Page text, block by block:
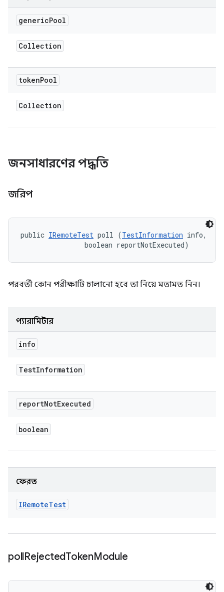
genericPool
Collection
tokenPool
Collection
জনসাধারণের পদ্ধতি
জরিপ
public IRemoteTest poll (TestInformation info,
                boolean reportNotExecuted)
পরবর্তী কোন পরীক্ষাটি চালানো হবে তা নিয়ে মতামত নিন।
প্যারামিটার
info
TestInformation
reportNotExecuted
boolean
ফেরত
IRemoteTest
pollRejectedTokenModule